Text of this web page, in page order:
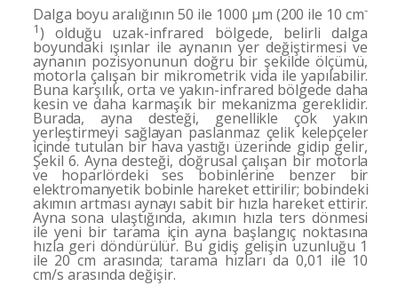
Dalga boyu aralığının 50 ile 1000 µm (200 ile 10cm-
1) olduğu uzak-infrared bölgede, belirli dalga
boyundaki ışınlar ile aynanın yer değiştirmesi ve
aynanın pozisyonunun doğru bir şekilde ölçümü,
motorla çalı­şan bir mikrometrik vida ile yapılabilir.
Buna karşılık, orta ve yakın-infrared bölgede daha
kesin ve daha kar­maşık bir mekanizma gereklidir.
Burada, ayna desteği, genellikle çok yakın
yerleştirmeyi sağlayan paslanmaz çelik kelepçeler
içinde tutulan bir hava yastığı üzerinde gidip gelir,
Şekil 6. Ayna desteği, doğrusal çalışan bir motorla
ve hoparlördeki ses bobinlerine benzer bir
elektromanyetik bobinle hareket ettirilir; bobindeki
akı­mın artması aynayı sabit bir hızla hareket ettirir.
Ayna sona ulaştığında, akımın hızla ters dönmesi
ile yeni bir tarama için ayna başlangıç noktasına
hızla geri döndü­rülür. Bu gidiş gelişin uzunluğu 1
ile 20 cm arasında; tarama hızları da 0,01 ile 10
cm/s arasında değişir.